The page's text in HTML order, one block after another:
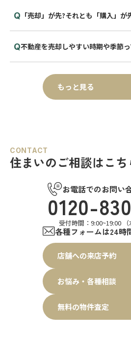
「売却」が先?それとも「購入」が
不動産を売却しやすい時期や季節
もっと見る
CONTACT
住まいのご相談はこち
お電話でのお問い
0120-
受付時間：9:00~19:00 （
各種フォームは24時
店舗への来店予約
お悩み・各種相談
無料の物件査定